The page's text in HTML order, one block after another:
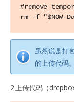
#remove
rm -f "$NOW-
虽然说是打
的上传代码。
2.上传代码（